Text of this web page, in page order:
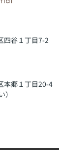
谷１丁目7-2
郷１丁目20-4